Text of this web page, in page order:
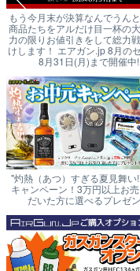
もう今月末が決算なんでうん
商品たちをアルだけ目一杯の
力の限りお値引きをして総力
けします！ エアガン.jp 8月の
8月31日(月)まで開催中!
"灼熱（あつ）すぎる夏見舞い
キャンペーン！3万円以上お
だいた方に選べるプレゼ